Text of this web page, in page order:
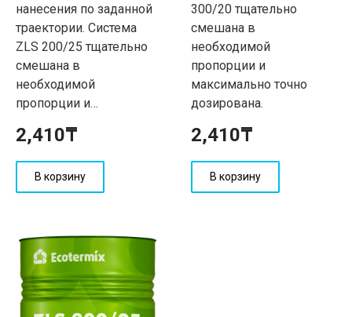
нанесения по заданной
траектории. Система
ZLS 200/25 тщательно
смешана в
необходимой
пропорции и…
2,410₸
В корзину
300/20 тщательно
смешана в
необходимой
пропорции и
максимально точно
дозирована.
2,410₸
В корзину